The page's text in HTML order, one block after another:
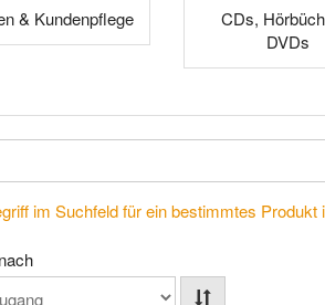
& Kundenpflege
CDs,
DVDs
im Suchfeld für ein bestimmtes